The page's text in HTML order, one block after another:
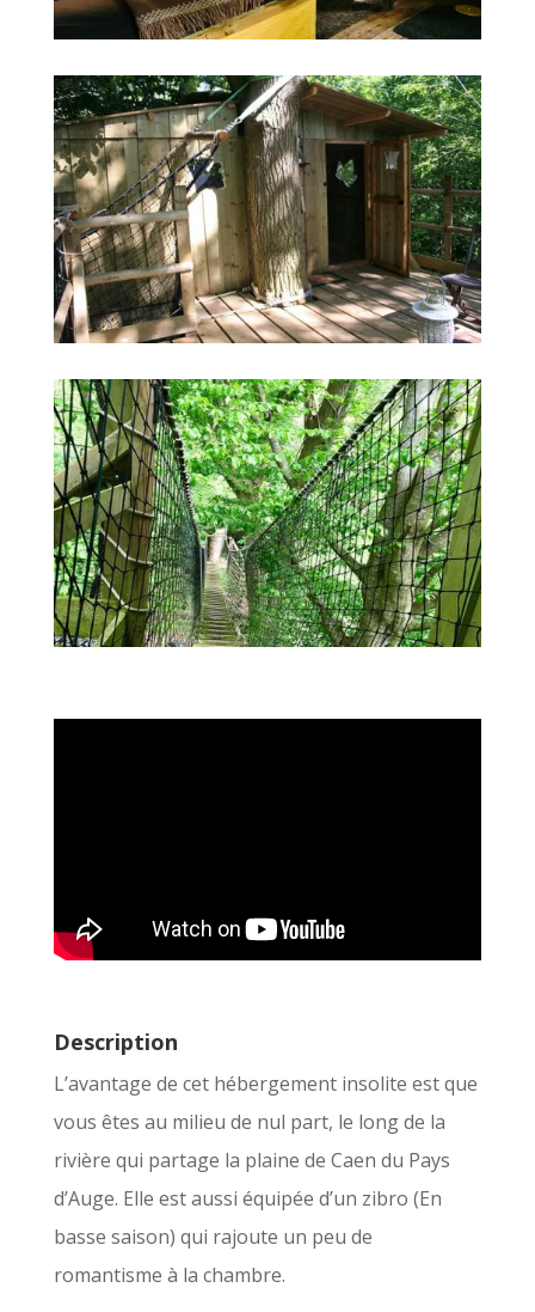
Description
L’avantage de cet hébergement insolite est que
vous êtes au milieu de nul part, le long de la
rivière qui partage la plaine de Caen du Pays
d’Auge. Elle est aussi équipée d’un zibro (En
basse saison) qui rajoute un peu de
romantisme à la chambre.